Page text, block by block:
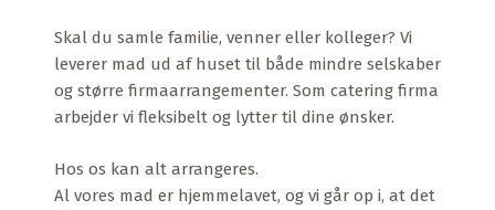
Skal du samle familie, venner eller kolleger? Vi
leverer mad ud af huset til både mindre selskaber
og større firmaarrangementer. Som catering firma
arbejder vi fleksibelt og lytter til dine ønsker.
Hos os kan alt arrangeres.
Al vores mad er hjemmelavet, og vi går op i, at det